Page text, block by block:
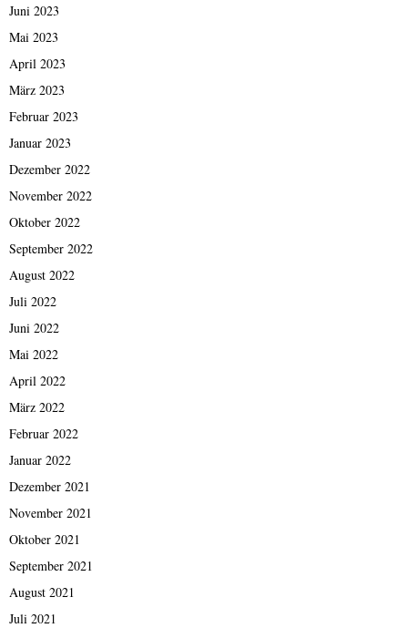
Juni 2023
Mai 2023
April 2023
März 2023
Februar 2023
Januar 2023
Dezember 2022
November 2022
Oktober 2022
September 2022
August 2022
Juli 2022
Juni 2022
Mai 2022
April 2022
März 2022
Februar 2022
Januar 2022
Dezember 2021
November 2021
Oktober 2021
September 2021
August 2021
Juli 2021